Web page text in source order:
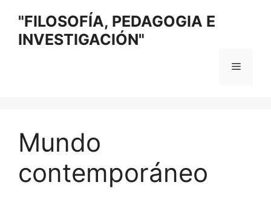
contenido
"FILOSOFÍA, PEDAGOGIA E
INVESTIGACIÓN"
Menú
Mundo
contemporáneo